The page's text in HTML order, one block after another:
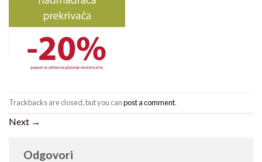
Trackbacks are closed, but you canpost a comment.
Next →
Odgovori